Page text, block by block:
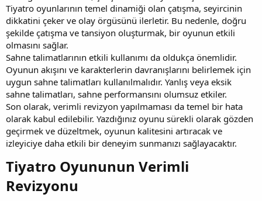
Tiyatro oyunlarının temel dinamiği olan çatışma, seyircinin
dikkatini çeker ve olay örgüsünü ilerletir. Bu nedenle, doğru
şekilde çatışma ve tansiyon oluşturmak, bir oyunun etkili
olmasını sağlar.
Sahne talimatlarının etkili kullanımı da oldukça önemlidir.
Oyunun akışını ve karakterlerin davranışlarını belirlemek için
uygun sahne talimatları kullanılmalıdır. Yanlış veya eksik
sahne talimatları, sahne performansını olumsuz etkiler.
Son olarak, verimli revizyon yapılmaması da temel bir hata
olarak kabul edilebilir. Yazdığınız oyunu sürekli olarak gözden
geçirmek ve düzeltmek, oyunun kalitesini artıracak ve
izleyiciye daha etkili bir deneyim sunmanızı sağlayacaktır.
Tiyatro Oyununun Verimli
Revizyonu​